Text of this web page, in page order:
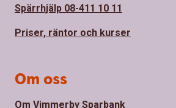
Spärrhjälp 08-411 10 11
Priser, räntor och kurser
Om oss
Om Vimmerby Sparbank